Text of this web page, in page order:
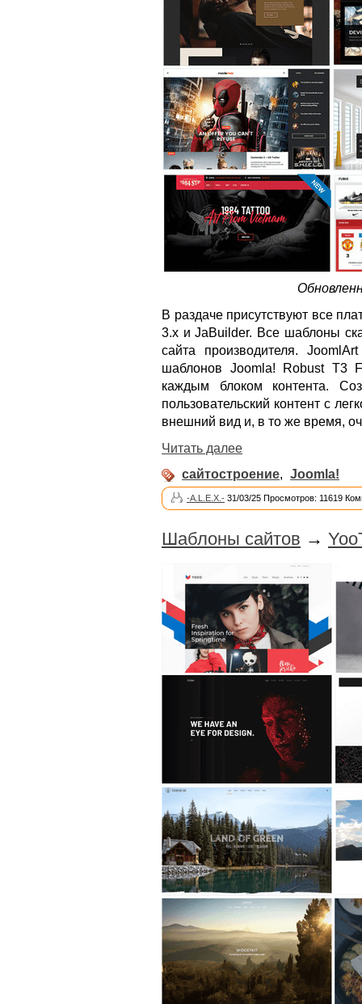
В раздаче присутствуют все
3.x и JaBuilder. Все шаблоны
сайта производителя.
шаблонов Joomla! Robust T3
каждым блоком контента.
пользовательский контент с
внешний вид и, в то же время,
Читать далее
сайтостроение, Joomla!
-A.L.E.X.- 31/03/25 Просмотров: 11619
Шаблоны сайтов →